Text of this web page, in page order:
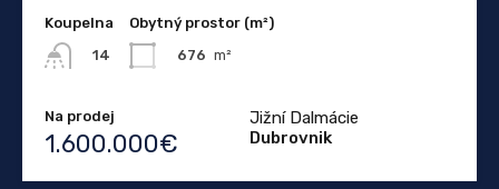
Koupelna
14
Obytný prostor (m²)
676 m²
Na prodej
1.600.000€
Jižní Dalmácie
Dubrovnik